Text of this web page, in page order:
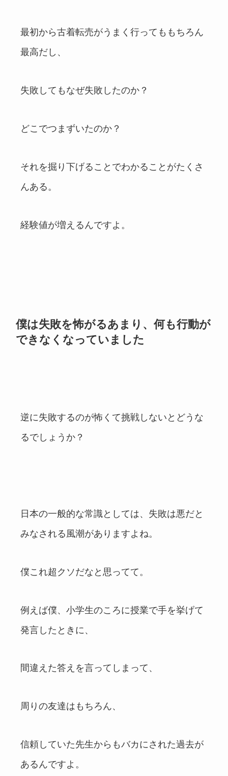
最初から古着転売がうまく行ってももちろん
最高だし、
失敗してもなぜ失敗したのか？
どこでつまずいたのか？
それを掘り下げることでわかることがたくさ
んある。
経験値が増えるんですよ。
僕は失敗を怖がるあまり、何も行動が
できなくなっていました
逆に失敗するのが怖くて挑戦しないとどうな
るでしょうか？
日本の一般的な常識としては、失敗は悪だと
みなされる風潮がありますよね。
僕これ超クソだなと思ってて。
例えば僕、小学生のころに授業で手を挙げて
発言したときに、
間違えた答えを言ってしまって、
周りの友達はもちろん、
信頼していた先生からもバカにされた過去が
あるんですよ。